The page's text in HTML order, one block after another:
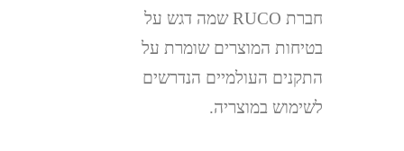
חברת RUCO שמה דגש על
בטיחות המוצרים שומרת על
התקנים העולמיים הנדרשים
לשימוש במוצריה.